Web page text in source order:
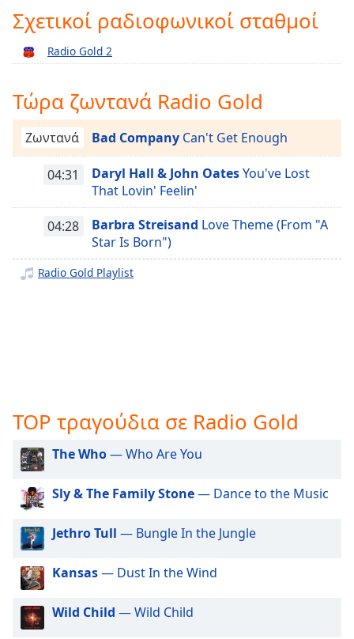
Rate
Chapters
Descriptions
descriptions
off,
selected
Subtitles
subtitles
opens
Track
Picture-
in-
Picture
Fullscreen
This
window.
Beginning
Σχετικοί ραδιοφωνικοί σταθμοί
Radio Gold 2
Τώρα ζωντανά Radio Gold
Ζωντανά Bad Company Can't Get Enough
04:31 Daryl Hall & John OatesYou've Lost
That Lovin' Feelin'
04:28 Barbra Streisand Love Theme (From "A
Star Is Born")
Radio Gold Playlist
TOP τραγούδια σε Radio Gold
The Who— Who Are You
Sly & The Family Stone— Dance to the Music
Jethro Tull — Bungle In the Jungle
Kansas— Dust In the Wind
Wild Child — Wild Child